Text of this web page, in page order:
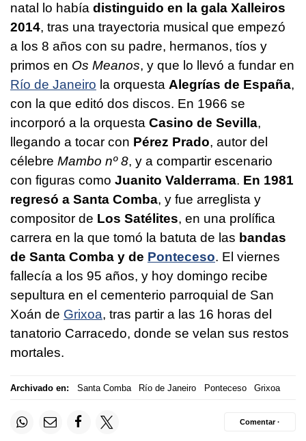
natal lo había distinguido en la gala Xalleiros
2014, tras una trayectoria musical que empezó
a los 8 años con su padre, hermanos, tíos y
primos en Os Meanos, y que lo llevó a fundar en
Río de Janeiro la orquesta Alegrías de España,
con la que editó dos discos. En 1966 se
incorporó a la orquesta Casino de Sevilla,
llegando a tocar con Pérez Prado, autor del
célebre Mambo nº 8, y a compartir escenario
con figuras como Juanito Valderrama. En 1981
regresó a Santa Comba, y fue arreglista y
compositor de Los Satélites, en una prolífica
carrera en la que tomó la batuta de las bandas
de Santa Comba y de Ponteceso. El viernes
fallecía a los 95 años, y hoy domingo recibe
sepultura en el cementerio parroquial de San
Xoán de Grixoa, tras partir a las 16 horas del
tanatorio Carracedo, donde se velan sus restos
mortales.
Archivado en: Santa Comba Río de Janeiro Ponteceso Grixoa
Comentar ·